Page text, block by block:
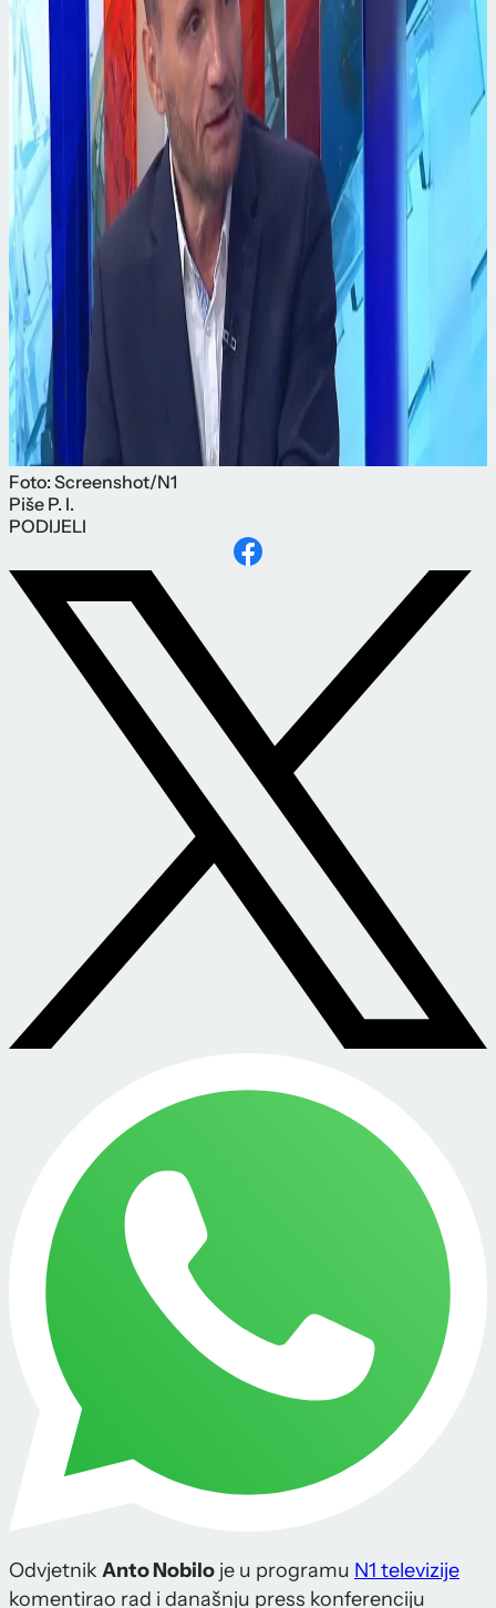
Foto: Screenshot/N1
Piše P. I.
PODIJELI
Odvjetnik Anto Nobilo je u programu N1 televizije
komentirao rad i današnju press konferenciju